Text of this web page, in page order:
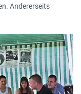
Andererseits